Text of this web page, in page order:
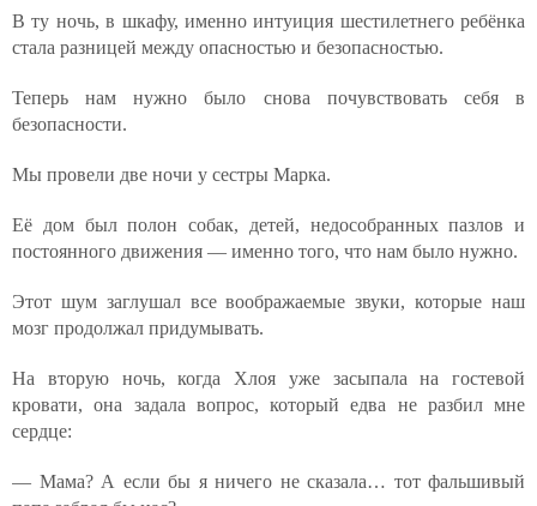
В ту ночь, в шкафу, именно интуиция шестилетнего ребёнка
стала разницей между опасностью и безопасностью.
Теперь нам нужно было снова почувствовать себя в
безопасности.
Мы провели две ночи у сестры Марка.
Её дом был полон собак, детей, недособранных пазлов и
постоянного движения — именно того, что нам было нужно.
Этот шум заглушал все воображаемые звуки, которые наш
мозг продолжал придумывать.
На вторую ночь, когда Хлоя уже засыпала на гостевой
кровати, она задала вопрос, который едва не разбил мне
сердце:
— Мама? А если бы я ничего не сказала… тот фальшивый